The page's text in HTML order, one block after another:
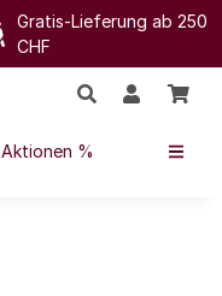
Gratis-Lieferung ab 250
CHF
Aktionen %